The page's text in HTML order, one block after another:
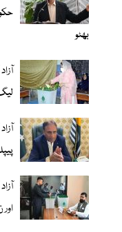
بھٹو
ليگ ن 14اور